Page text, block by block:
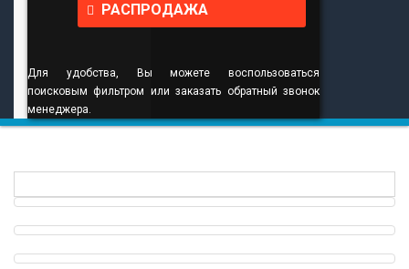
РАСПРОДАЖА
Для удобства, Вы можете воспользоваться
поисковым фильтром или заказать обратный звонок
менеджера.